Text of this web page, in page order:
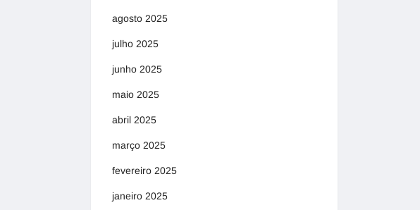
agosto 2025
julho 2025
junho 2025
maio 2025
abril 2025
março 2025
fevereiro 2025
janeiro 2025